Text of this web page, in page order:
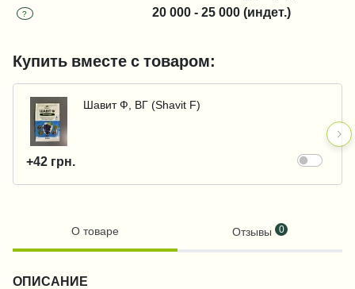
?
20 000 - 25 000 (индет.)
Купить вместе с товаром:
Шавит Ф, ВГ (Shavit F)
+42 грн.
О товаре Отзывы 0
ОПИСАНИЕ